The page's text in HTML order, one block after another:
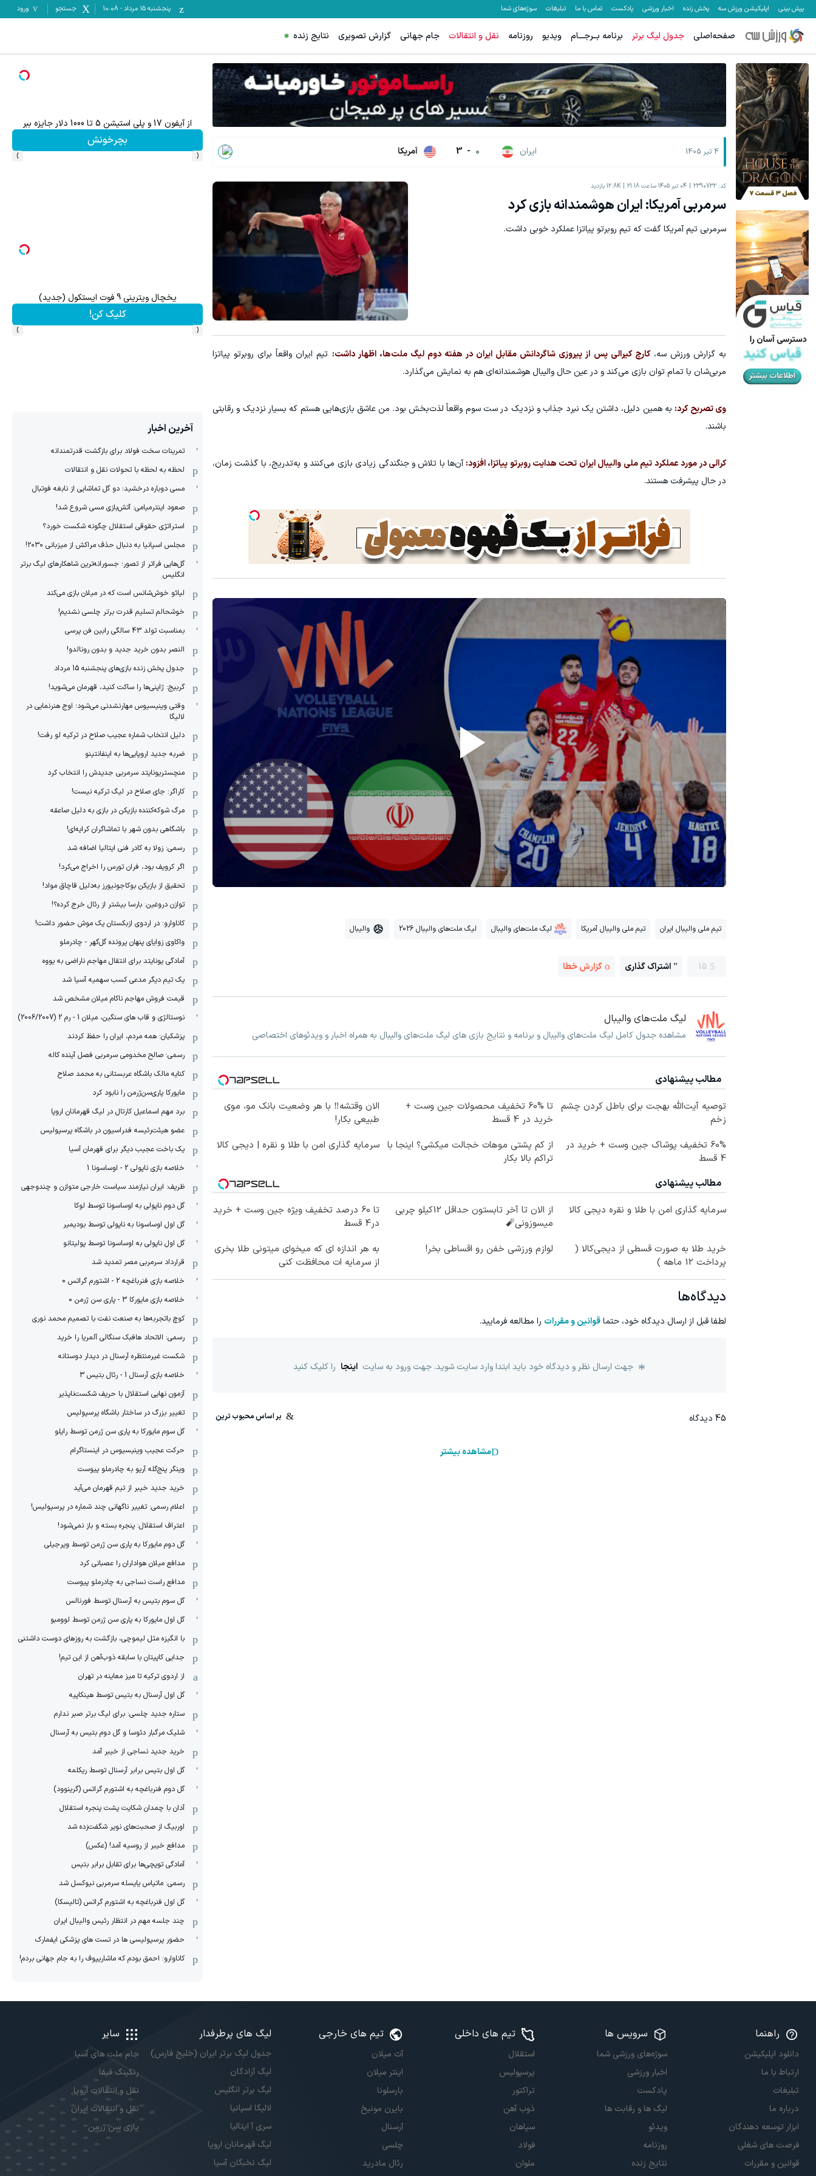
پیش بینی اپلیکیشن ورزش سه پخش زنده اخبار ورزشی پادکست تماس با ما تبلیغات سوژه‌های شما پنجشنبه ۱۵ مرداد -
10:08 جستجو ورود
صفحه‌اصلی جدول لیگ برتر برنامه بــرجـــام ویدیو روزنامه نقل و انتقالات جام جهانی گزارش تصویری نتایج زنده
4 تیر 1405 ایران 0
-
3 آمریکا
کد: 2390732 04 تیر 1405 ساعت 21:18 12.8K بازدید
سرمربی آمریکا: ایران هوشمندانه بازی کرد
سرمربی تیم آمریکا گفت که تیم روبرتو پیاتزا عملکرد خوبی داشت.
به گزارش ورزش سه،کارچ کیرالی پس از پیروزی شاگردانش مقابل ایران در هفته دوم لیگ ‌ملت‌ها، اظهار داشت: تیم ایران واقعاً برای روبرتو پیاتزا
مربی‌شان با تمام توان بازی می‌کند و در عین حال والیبال هوشمندانه‌ای هم به نمایش می‌گذارد.
وی تصریح کرد: به همین دلیل، داشتن یک نبرد جذاب و نزدیک در ست سوم واقعاً لذت‌بخش بود. من عاشق بازی‌هایی هستم که بسیار نزدیک و رقابتی
باشند.
کرالی در مورد عملکرد تیم ملی والیبال ایران تحت هدایت روبرتو پیاتزا، افزود:آن‌ها با تلاش و جنگندگی زیادی بازی می‌کنند و به‌تدریج، با گذشت زمان،
در حال پیشرفت هستند.
تیم ملی والیبال ایران تیم ملی والیبال آمریکا لیگ ملت‌های والیبال لیگ ملت‌های والیبال 2026 والیبال
15 اشتراک گذاری گزارش خطا
لیگ ملت‌های والیبال
مشاهده جدول کامل لیگ ملت‌های والیبال و برنامه و نتایج بازی های لیگ ملت‌های والیبال به همراه اخبار و ویدئوهای اختصاصی
مطالب پیشنهادی
توصیه آیت‌الله بهجت برای باطل کردن چشم
زخم
تا %60 تخفیف محصولات جین وست +
خرید در 4 قسط
الان وقتشه‼️ با هر وضعیت بانک مو، موی
طبیعی بکار!
60% تخفیف پوشاک جین وست + خرید در
4 قسط
از کم پشتی موهات خجالت میکشی؟ اینجا با
تراکم بالا بکار
سرمایه گذاری امن با طلا و نقره | دیجی کالا
مطالب پیشنهادی
سرمایه گذاری امن با طلا و نقره دیجی کالا
از الان تا آخر تابستون حداقل 12کیلو چربی
میسوزونی🧨
تا 60 درصد تخفیف ویژه جین وست + خرید
در4 قسط
خرید طلا به صورت قسطی از دیجی‌کالا (
پرداخت 12 ماهه )
لوازم ورزشی خفن رو اقساطی بخر!
به هر اندازه ای که میخوای میتونی طلا بخری
از سرمایه ات محافظت کنی
دیدگاه‌ها
لطفا قبل از ارسال دیدگاه خود، حتماقوانین و مقررات را مطالعه فرمایید.
جهت ارسال نظر و دیدگاه خود باید ابتدا وارد سایت شوید. جهت ورود به سایت اینجا را کلیک کنید
45 دیدگاه
مشاهده بیشتر
از آیفون 17 و پلی استیشن 5 تا 1000 دلار جایزه ببر 60% تخفیف ویژه جین وست + خرید در4 قسط گردونه شانس بدون پوچ | بچرخونش بیت کوین ببر! 🔥😍 به بزرگترین جشنواره ایمپلنت تهران خوش اومدید! | فقط ۲۵ میلیون !
رزرورایگان نوبت
‹
›
یخچال ویترینی 9 فوت ایستکول (جدید) دنبال فروش ماشینت هستی ؟ اینجا راحت و سریع بفروش ✅گردونه شانس بدون پوچ از PS5 تا آیفون17 و بیت کوین 🔥 میخوای ماشینت سریع فروش بره؟ تمام مراحل فروش
ثبت خودرو ✅
‹
›
آخرین اخبار
تمرینات سخت فولاد برای بازگشت قدرتمندانه
لحظه به لحظه با تحولات نقل و انتقالات
مسی دوباره درخشید؛ دو گل تماشایی از نابغه فوتبال
صعود اینترمیامی: آتش‌بازی مسی شروع شد!
استراتژی حقوقی استقلال چگونه شکست خورد؟
مجلس اسپانیا به دنبال حذف مراکش از میزبانی ۲۰۳۰!
گل‌هایی فراتر از تصور؛ جسورانه‌ترین شاهکارهای لیگ برتر
انگلیس
لیائو خوش‌شانس است که در میلان بازی می‌کند
خوشحالم تسلیم قدرت برتر چلسی نشدیم!
بمناسبت تولد 43 سالگی رابین فن پرسی
النصر بدون خرید جدید و بدون رونالدو!
جدول پخش زنده بازی‌های پنجشنبه 15 مرداد
گربیج: ژاپنی‌ها را ساکت کنید، قهرمان می‌شوید!
وقتی وینیسیوس مهارنشدنی می‌شود؛ اوج هنرنمایی در
لالیگا
دلیل انتخاب شماره عجیب صلاح در ترکیه لو رفت!
ضربه جدید اروپایی‌ها به اینفانتینو
منچستریونایتد سرمربی جدیدش را انتخاب کرد
کاراگر: جای صلاح در لیگ ترکیه نیست!
مرگ شوکه‌کننده بازیکن در بازی به دلیل صاعقه
باشگاهی بدون شهر با تماشاگران کرایه‌ای!
رسمی: زولا به کادر فنی ایتالیا اضافه شد
اگر کرویف بود، فران تورس را اخراج می‌کرد!
تحقیق از بازیکن بوکاجونیورز به‌دلیل قاچاق مواد!
توازن دروغین: بارسا بیشتر از رئال خرج کرده؟!
کاناوارو: در اردوی ازبکستان یک موش حضور داشت!
واکاوی زوایای پنهان پرونده گل‌گهر - چادرملو
آمادگی یونایتد برای انتقال مهاجم ناراضی به یووه
یک تیم دیگر مدعی کسب سهمیه آسیا شد
قیمت فروش مهاجم ناکام میلان مشخص شد
نوستالژی و قاب های سنگین، میلان 1 - رم 2 (2006/2007)
پزشکیان: همه مردم، ایران را حفظ کردند
رسمی: صالح مخدومی سرمربی فصل آینده کاله
کنایه مالک باشگاه عربستانی به محمد صلاح
مایورکا پاری‌سن‌ژرمن را نابود کرد
برد مهم اسماعیل کارتال در لیگ قهرمانان اروپا
عضو هیئت‌رئیسه فدراسیون در باشگاه پرسپولیس
یک باخت عجیب دیگر برای قهرمان آسیا
خلاصه بازی ناپولی 2 - اوساسونا 1
ظریف: ایران نیازمند سیاست خارجی متوازن و چندوجهی
گل دوم ناپولی به اوساسونا توسط لوکا
گل اول اوساسونا به ناپولی توسط بودیمیر
گل اول ناپولی به اوساسونا توسط پولیتانو
قرارداد سرمربی مصر تمدید شد
خلاصه بازی فنرباغچه 2 - اشتورم گراتس 0
خلاصه بازی مایورکا 3 - پاری سن ژرمن 0
کوچ باتجربه‌ها به صنعت نفت با تصمیم محمد نوری
رسمی: الاتحاد هافبک سنگالی آلمریا را خرید
شکست غیرمنتظره آرسنال در دیدار دوستانه
خلاصه بازی آرسنال 1 - رئال بتیس 3
آزمون نهایی استقلال با حریف شکست‌ناپذیر
تغییر بزرگ در ساختار باشگاه پرسپولیس
گل سوم مایورکا به پاری سن ژرمن توسط رایلو
حرکت عجیب وینیسیوس در اینستاگرام
وینگر پنج‌گله آریو به چادرملو پیوست
خرید جدید خیبر از تیم قهرمان می‌آید
اعلام رسمی: تغییر ناگهانی چند شماره در پرسپولیس!
اعتراف استقلال: پنجره بسته و باز نمی‌شود!
گل دوم مایورکا به پاری سن ژرمن توسط ویرجیلی
مدافع میلان هواداران را عصبانی کرد
مدافع راست نساجی به چادرملو پیوست
گل سوم بتیس به آرسنال توسط فورنالس
گل اول مایورکا به پاری سن ژرمن توسط لوومبو
با انگیزه مثل لیموچی، بازگشت به روزهای دوست داشتنی
جدایی کاپیتان با سابقه ذوب‌آهن از این تیم!
از اردوی ترکیه تا میز معاینه در تهران
گل اول آرسنال به بتیس توسط هینکاپیه
ستاره جدید چلسی: برای لیگ برتر صبر ندارم
شلیک مرگبار دئوسا و گل دوم بتیس به آرسنال
خرید جدید نساجی از خیبر آمد
گل اول بتیس برابر آرسنال توسط ریکلمه
گل دوم فنرباغچه به اشتورم گراتس (گرینوود)
آدان با چمدان شکایت پشت پنجره استقلال
اوربیگ از صحبت‌های نویر شگفت‌زده شد
مدافع خیبر از روسیه آمد! (عکس)
آمادگی توپچی‌ها برای تقابل برابر بتیس
رسمی: ماتیاس یایسله سرمربی نیوکسل شد
گل اول فنرباغچه به اشتورم گراتس (تالیسکا)
چند جلسه مهم در انتظار رئیس والیبال ایران
حضور پرسپولیسی ها در تست های پزشکی ایفمارک
کاناوارو: احمق بودم که ماشاریپوف را به جام جهانی بردم!
راهنما
دانلود اپلیکیشن
ارتباط با ما
تبلیغات
درباره ما
ابزار توسعه دهندگان
فرصت های شغلی
قوانین و مقررات
سرویس ها
سوژه‌های ورزشی شما
اخبار ورزشی
پادکست
لیگ ها و رقابت ها
ویدئو
روزنامه
نتایج زنده
تیم های داخلی
استقلال
پرسپولیس
تراکتور
ذوب آهن
سپاهان
فولاد
ملوان
تیم های خارجی
آث میلان
اینتر میلان
بارسلونا
بایرن مونیخ
آرسنال
چلسی
رئال مادرید
لیگ های پرطرفدار
جدول لیگ برتر ایران (خلیج فارس)
لیگ آزادگان
لیگ برتر انگلیس
لالیگا اسپانیا
سری آ ایتالیا
لیگ قهرمانان اروپا
لیگ نخبگان آسیا
سایر
جام ملت های آسیا
رنکینگ فیفا
نقل و انتقالات اروپا
نقل و انتقالات ایران
پاری سن ژرمن